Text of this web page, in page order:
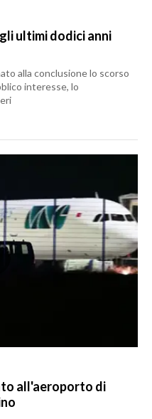
ultimi dodici anni
alla conclusione lo scorso
interesse, lo
all'aeroporto di